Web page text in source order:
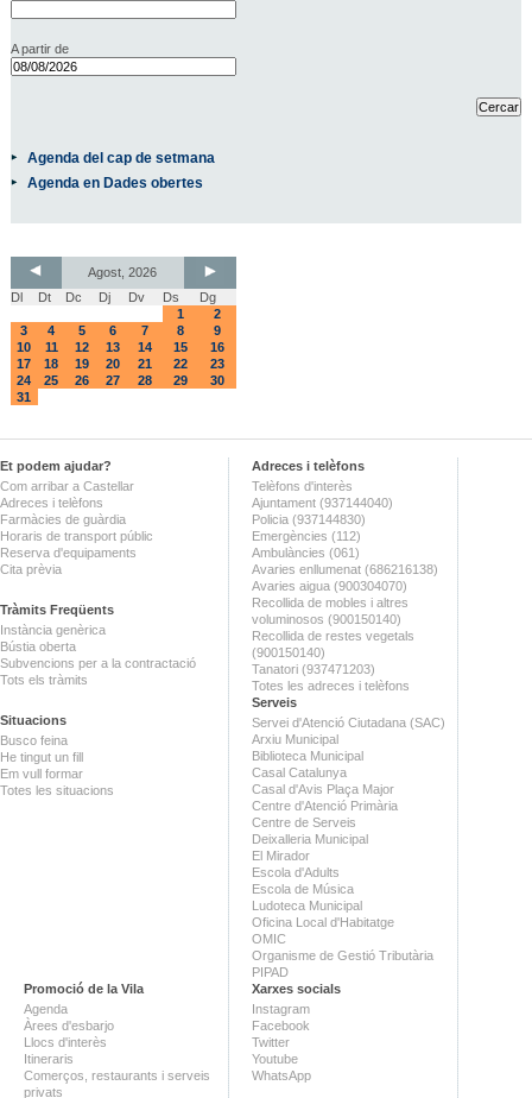
A partir de
Agenda del cap de setmana
Agenda en Dades obertes
Agost, 2026
Dl
Dt Dc Dj Dv Ds
Dg
1
2
3
4 5 6 7 8
9
10
11 12 13 14 15
16
17
18 19 20 21 22
23
24
25 26 27 28 29
30
31
Et podem ajudar?
Com arribar a Castellar
Adreces i telèfons
Farmàcies de guàrdia
Horaris de transport públic
Reserva d'equipaments
Cita prèvia
Tràmits Freqüents
Instància genèrica
Bústia oberta
Subvencions per a la contractació
Tots els tràmits
Situacions
Busco feina
He tingut un fill
Em vull formar
Totes les situacions
Adreces i telèfons
Telèfons d'interès
Ajuntament (937144040)
Policia (937144830)
Emergències (112)
Ambulàncies (061)
Avaries enllumenat (686216138)
Avaries aigua (900304070)
Recollida de mobles i altres
voluminosos (900150140)
Recollida de restes vegetals
(900150140)
Tanatori (937471203)
Totes les adreces i telèfons
Serveis
Servei d'Atenció Ciutadana (SAC)
Arxiu Municipal
Biblioteca Municipal
Casal Catalunya
Casal d'Avis Plaça Major
Centre d'Atenció Primària
Centre de Serveis
Deixalleria Municipal
El Mirador
Escola d'Adults
Escola de Música
Ludoteca Municipal
Oficina Local d'Habitatge
OMIC
Organisme de Gestió Tributària
PIPAD
Promoció de la Vila
Agenda
Àrees d'esbarjo
Llocs d'interès
Itineraris
Comerços, restaurants i serveis
privats
Xarxes socials
Instagram
Facebook
Twitter
Youtube
WhatsApp